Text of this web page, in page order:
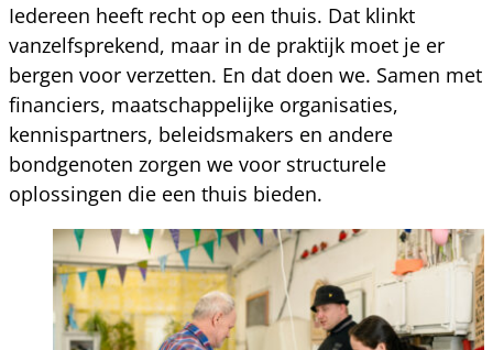
Iedereen heeft recht op een thuis. Dat klinkt
vanzelfsprekend, maar in de praktijk moet je er
bergen voor verzetten. En dat doen we. Samen met
financiers, maatschappelijke organisaties,
kennispartners, beleidsmakers en andere
bondgenoten zorgen we voor structurele
oplossingen die een thuis bieden.